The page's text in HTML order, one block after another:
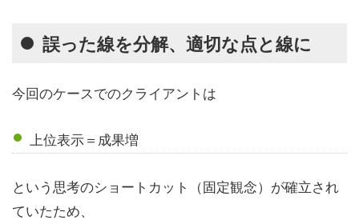
誤った線を分解、適切な点と線に
今回のケースでのクライアントは
上位表示＝成果増
という思考のショートカット（固定観念）が確立され
ていたため、